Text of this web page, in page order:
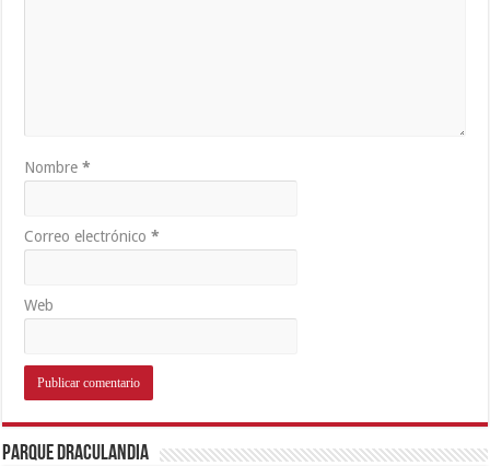
Nombre*
Correo electrónico*
Web
Parque Draculandia